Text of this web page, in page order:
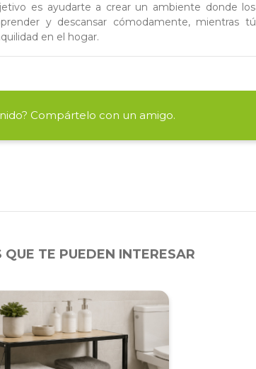
es ayudarte a crear un ambiente donde los
y descansar cómodamente, mientras tú
en el hogar.
Compártelo con un amigo.
QUE TE PUEDEN INTERESAR